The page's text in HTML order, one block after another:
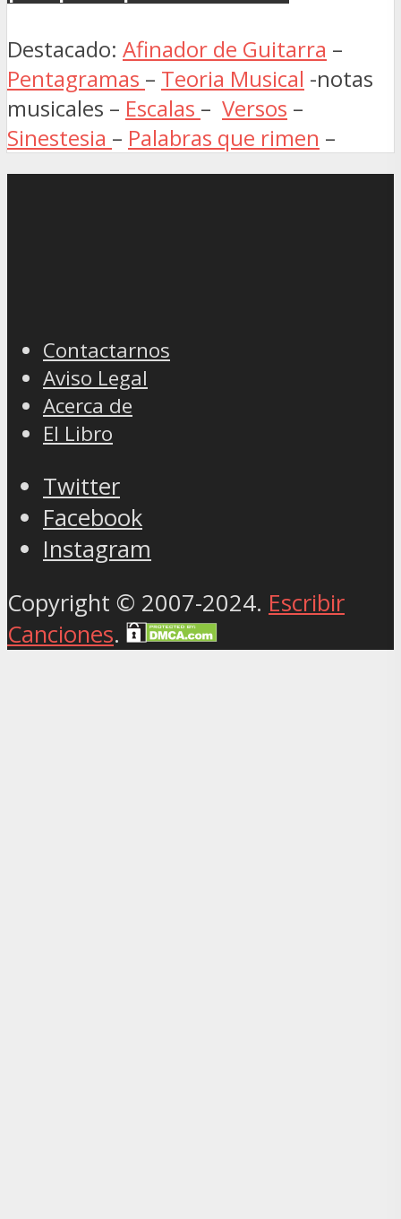
Destacado: Afinador de Guitarra –
Pentagramas – Teoria Musical -notas
musicales – Escalas – Versos –
Sinestesia – Palabras que rimen –
Contactarnos
Aviso Legal
Acerca de
El Libro
Twitter
Facebook
Instagram
Copyright © 2007-2024. Escribir
Canciones.